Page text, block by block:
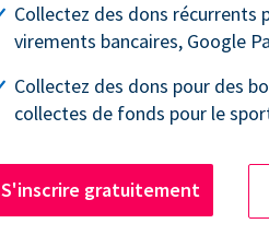
Collectez des dons récurrents
virements bancaires, Google
Collectez des dons pour des
collectes de fonds pour le
S'inscrire gratuitement